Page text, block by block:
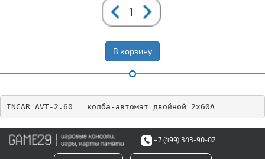
В корзину
INCAR AVT-2.60   колба-автомат двойной 2х60A
+7 (499) 343-90-02